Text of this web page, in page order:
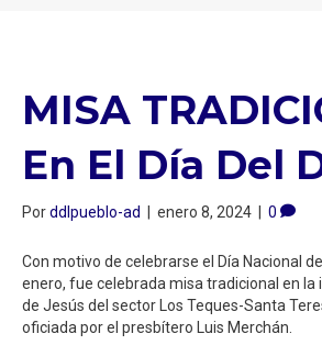
MISA
En El Día Del
Porddlpueblo-ad | enero 8, 2024 | 0
Con motivo de celebrarse el Día Nacional
enero, fue celebrada misa tradicional en la
de Jesús del sector Los Teques-Santa
oficiada por el presbítero Luis Merchán.